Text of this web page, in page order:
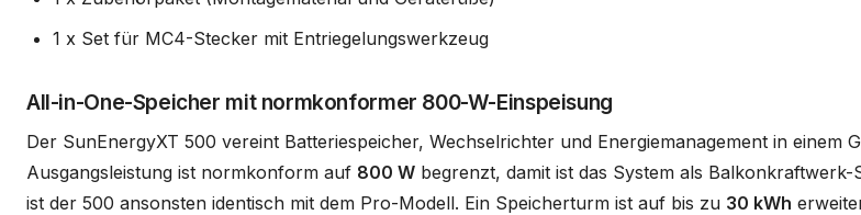
1 x Set für MC4-Stecker mit Entriegelungswerkzeug
All-in-One-Speicher mit normkonformer 800-W-Einspeisung
Der SunEnergyXT 500 vereint Batteriespeicher, Wechselrichter und Energiemanagement in einem
Ausgangsleistung ist normkonform auf 800 W begrenzt, damit ist das System als
ist der 500 ansonsten identisch mit dem Pro-Modell. Ein Speicherturm ist auf bis zu 30 kWh